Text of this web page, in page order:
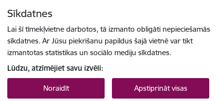
Sīkdatnes
Lai šī tīmekļvietne darbotos, tā izmanto obligāti nepieciešamās
sīkdatnes. Ar Jūsu piekrišanu papildus šajā vietnē var tikt
izmantotas statistikas un sociālo mediju sīkdatnes.
Lūdzu, atzīmējiet savu izvēli:
Noraidīt Apstiprināt visas
1 / 4